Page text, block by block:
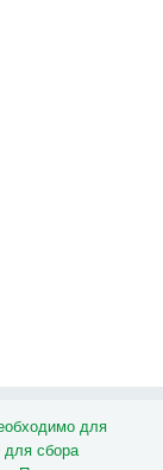
для
для сбора